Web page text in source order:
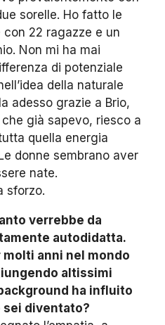
sorelle. Ho fatto le
22 ragazze e un
Non mi ha mai
di potenziale
della naturale
adesso grazie a Brio,
già sapevo, riesco a
quella energia
donne sembrano aver
nate.
sforzo.
verrebbe da
autodidatta.
anni nel mondo
altissimi
ha influito
diventato?